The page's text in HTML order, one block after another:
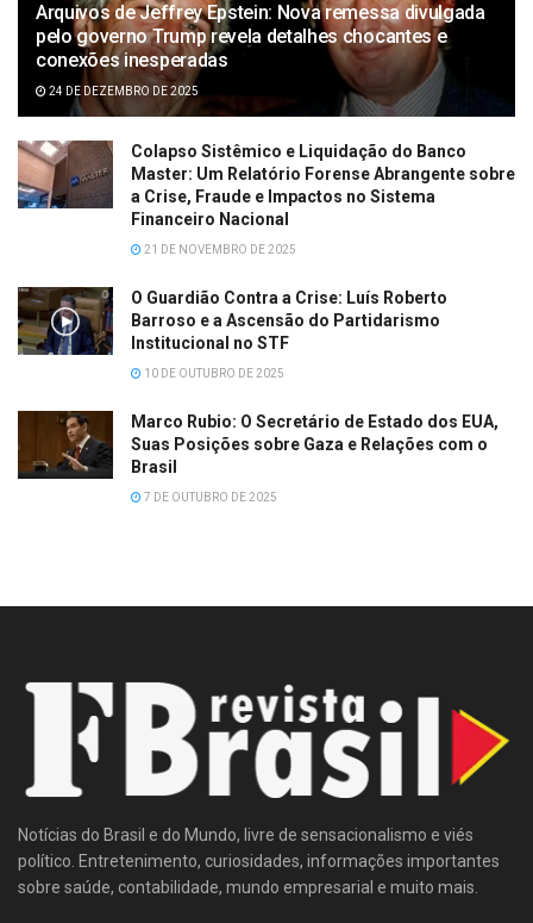
Arquivos de Jeffrey Epstein: Nova remessa divulgada
pelo governo Trump revela detalhes chocantes e
conexões inesperadas
24 DE DEZEMBRO DE 2025
Colapso Sistêmico e Liquidação do Banco
Master: Um Relatório Forense Abrangente sobre
a Crise, Fraude e Impactos no Sistema
Financeiro Nacional
21 DE NOVEMBRO DE 2025
O Guardião Contra a Crise: Luís Roberto
Barroso e a Ascensão do Partidarismo
Institucional no STF
10 DE OUTUBRO DE 2025
Marco Rubio: O Secretário de Estado dos EUA,
Suas Posições sobre Gaza e Relações com o
Brasil
7 DE OUTUBRO DE 2025
Notícias do Brasil e do Mundo, livre de sensacionalismo e viés
político. Entretenimento, curiosidades, informações importantes
sobre saúde, contabilidade, mundo empresarial e muito mais.